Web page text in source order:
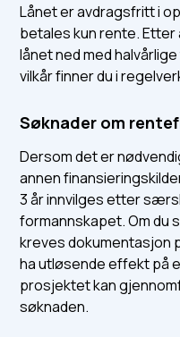
Lånet er avdragsfritt i
betales kun rente.
lånet ned med
vilkår finner du i
Søknader om
Dersom det er
annen
3 år innvilges etter
formannskapet. Om du
kreves dokumentasjon
ha utløsende effekt på
prosjektet kan
søknaden.